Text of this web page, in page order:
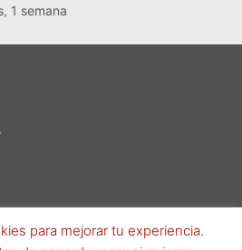
1 semana
para mejorar tu experiencia.